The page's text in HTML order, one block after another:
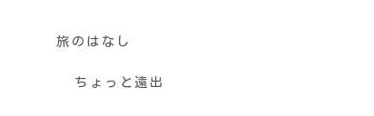
旅のはなし
ちょっと遠出